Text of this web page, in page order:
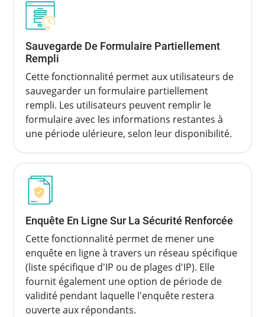
Sauvegarde De Formulaire Partiellement
Rempli
Cette fonctionnalité permet aux utilisateurs de
sauvegarder un formulaire partiellement
rempli. Les utilisateurs peuvent remplir le
formulaire avec les informations restantes à
une période ulérieure, selon leur disponibilité.
Enquête En Ligne Sur La Sécurité Renforcée
Cette fonctionnalité permet de mener une
enquête en ligne à travers un réseau spécifique
(liste spécifique d'IP ou de plages d'IP). Elle
fournit également une option de période de
validité pendant laquelle l'enquête restera
ouverte aux répondants.